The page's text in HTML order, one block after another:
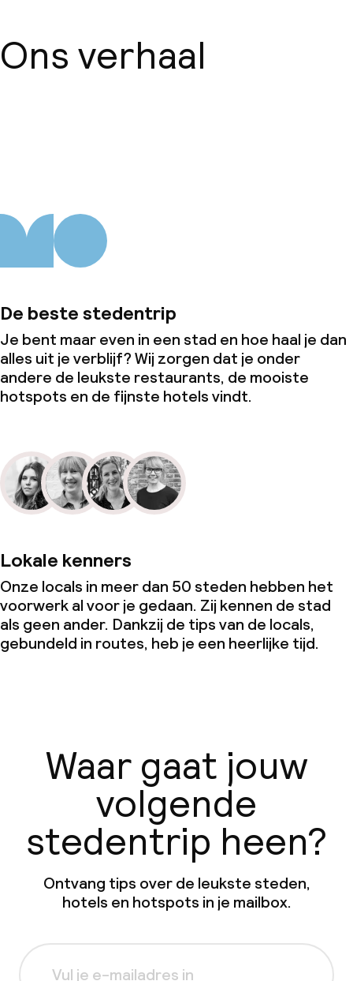
Ons verhaal
De beste stedentrip
Je bent maar even in een stad en hoe haal je dan
alles uit je verblijf? Wij zorgen dat je onder
andere de leukste restaurants, de mooiste
hotspots en de fijnste hotels vindt.
Lokale kenners
Onze locals in meer dan 50 steden hebben het
voorwerk al voor je gedaan. Zij kennen de stad
als geen ander. Dankzij de tips van de locals,
gebundeld in routes, heb je een heerlijke tijd.
Waar gaat jouw
volgende
stedentrip heen?
Ontvang tips over de leukste steden,
hotels en hotspots in je mailbox.